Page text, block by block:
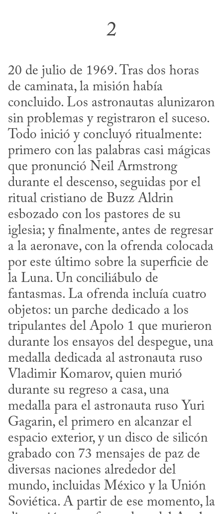
2
20 de julio de 1969. Tras dos horas
de caminata, la misión había
concluido. Los astronautas alunizaron
sin problemas y registraron el suceso.
Todo inició y concluyó ritualmente:
primero con las palabras casi mágicas
que pronunció Neil Armstrong
durante el descenso, seguidas por el
ritual cristiano de Buzz Aldrin
esbozado con los pastores de su
iglesia; y finalmente, antes de regresar
a la aeronave, con la ofrenda colocada
por este último sobre la superficie de
la Luna. Un conciliábulo de
fantasmas. La ofrenda incluía cuatro
objetos: un parche dedicado a los
tripulantes del Apolo 1 que murieron
durante los ensayos del despegue, una
medalla dedicada al astronauta ruso
Vladimir Komarov, quien murió
durante su regreso a casa, una
medalla para el astronauta ruso Yuri
Gagarin, el primero en alcanzar el
espacio exterior, y un disco de silicón
grabado con 73 mensajes de paz de
diversas naciones alrededor del
mundo, incluidas México y la Unión
Soviética. A partir de ese momento, la